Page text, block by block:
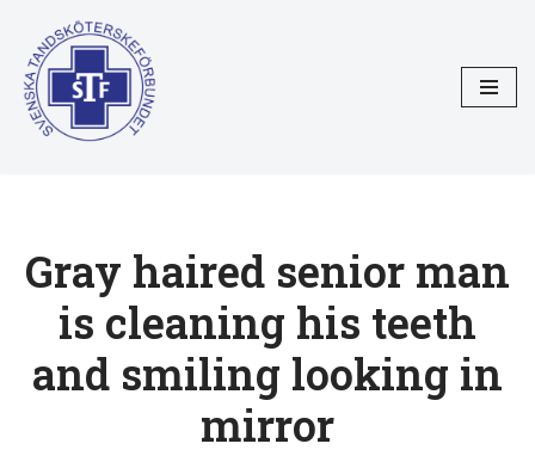
Hoppa
till
innehåll
Gray haired senior man
is cleaning his teeth
and smiling looking in
mirror